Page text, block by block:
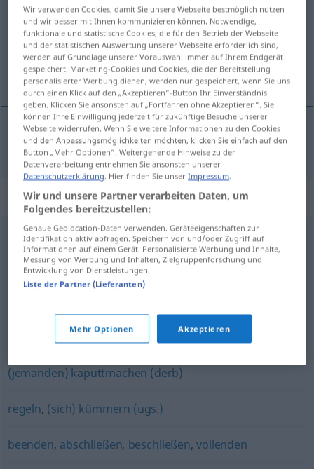
Übersicht aller Übersetzungen
(Für mehr Details die Übersetzung anklicken/antippen)
обављати
обављати erledigen
Synonyme für "erledigen"
besiegen,ausschalten
abwickeln,leisten,umsetzen
schaffen
(jemanden) kaputtmachen (derb)
regeln, (sich) kümmern (ugs.)
beenden, abschließen, beschließen,vollenden
Wir verwenden Cookies, damit Sie unsere Webseite bestmöglich nutzen
und wir besser mit Ihnen kommunizieren können. Notwendige,
funktionale und statistische Cookies, die für den Betrieb der Webseite
und der statistischen Auswertung unserer Webseite erforderlich sind,
werden auf Grundlage unserer Vorauswahl immer auf Ihrem Endgerät
gespeichert. Marketing-Cookies und Cookies, die der Bereitstellung
personalisierter Werbung dienen, werden nur gespeichert, wenn Sie uns
durch einen Klick auf den „Akzeptieren“-Button Ihr Einverständnis
geben. Klicken Sie ansonsten auf „Fortfahren ohne Akzeptieren“. Sie
können Ihre Einwilligung jederzeit für zukünftige Besuche unserer
Webseite widerrufen. Wenn Sie weitere Informationen zu den Cookies
und den Anpassungsmöglichkeiten möchten, klicken Sie einfach auf den
Button „Mehr Optionen“. Weitergehende Hinweise zu der
Datenverarbeitung entnehmen Sie ansonsten unserer
Datenschutzerklärung. Hier finden Sie unserImpressum.
Wir und unsere Partner verarbeiten Daten, um
Folgendes bereitzustellen:
Genaue Geolocation-Daten verwenden. Geräteeigenschaften zur
Identifikation aktiv abfragen. Speichern von und/oder Zugriff auf
Informationen auf einem Gerät. Personalisierte Werbung und Inhalte,
Messung von Werbung und Inhalten, Zielgruppenforschung und
Entwicklung von Dienstleistungen.
Liste der Partner (Lieferanten)
Mehr Optionen Akzeptieren